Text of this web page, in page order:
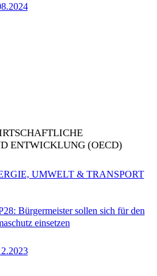
ENTWICKLUNG (OECD)
Bürgermeister sollen sich für den
einsetzen
UMWELT & TRANSPORT